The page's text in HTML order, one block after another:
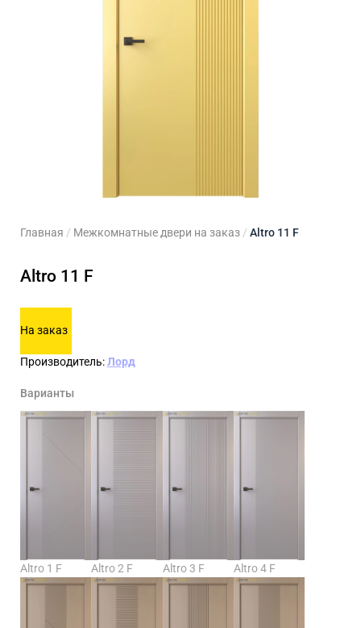
Главная / Межкомнатные двери на заказ / Altro 11 F
Altro 11 F
На заказ
Производитель:Лорд
Варианты
Altro 1 F Altro 2 F Altro 3 F Altro 4 F